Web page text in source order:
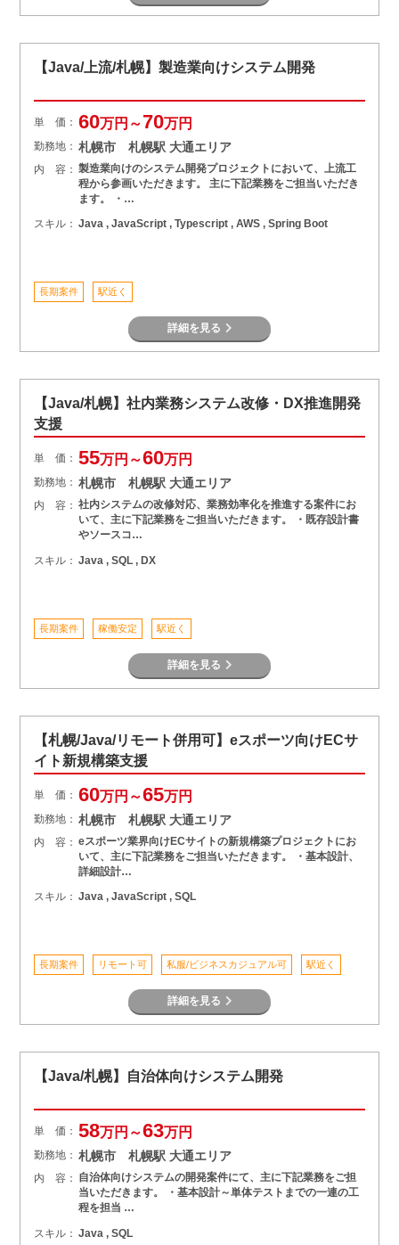
【Java/上流/札幌】製造業向けシステム開発
単 価： 60万円～70万円
勤務地： 札幌市 札幌駅 大通エリア
内 容： 製造業向けのシステム開発プロジェクトにおいて、上流工
程から参画いただきます。 主に下記業務をご担当いただき
ます。 ・…
スキル： Java , JavaScript , Typescript , AWS , Spring Boot
長期案件 駅近く
詳細を見る
【Java/札幌】社内業務システム改修・DX推進開発
支援
単 価： 55万円～60万円
勤務地： 札幌市 札幌駅 大通エリア
内 容： 社内システムの改修対応、業務効率化を推進する案件にお
いて、主に下記業務をご担当いただきます。 ・既存設計書
やソースコ…
スキル： Java , SQL , DX
長期案件 稼働安定 駅近く
詳細を見る
【札幌/Java/リモート併用可】eスポーツ向けECサ
イト新規構築支援
単 価： 60万円～65万円
勤務地： 札幌市 札幌駅 大通エリア
内 容： eスポーツ業界向けECサイトの新規構築プロジェクトにお
いて、主に下記業務をご担当いただきます。 ・基本設計、
詳細設計…
スキル： Java , JavaScript , SQL
長期案件 リモート可 私服/ビジネスカジュアル可 駅近く
詳細を見る
【Java/札幌】自治体向けシステム開発
単 価： 58万円～63万円
勤務地： 札幌市 札幌駅 大通エリア
内 容： 自治体向けシステムの開発案件にて、主に下記業務をご担
当いただきます。 ・基本設計～単体テストまでの一連の工
程を担当 …
スキル： Java , SQL